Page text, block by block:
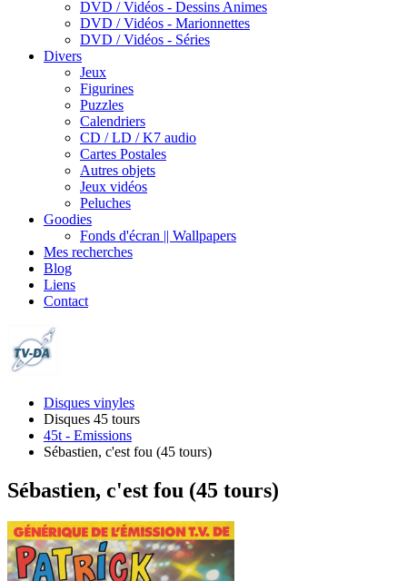
DVD / Vidéos - Dessins Animes
DVD / Vidéos - Marionnettes
DVD / Vidéos - Séries
Divers
Jeux
Figurines
Puzzles
Calendriers
CD / LD / K7 audio
Cartes Postales
Autres objets
Jeux vidéos
Peluches
Goodies
Fonds d'écran || Wallpapers
Mes recherches
Blog
Liens
Contact
Disques vinyles
Disques 45 tours
45t - Emissions
Sébastien, c'est fou (45 tours)
Sébastien, c'est fou (45 tours)